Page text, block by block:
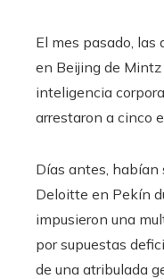
El mes pasado, las
en Beijing de Mintz
inteligencia
arrestaron a cinco
Días antes, habían
Deloitte en Pekín
impusieron una
por supuestas
de una atribulada